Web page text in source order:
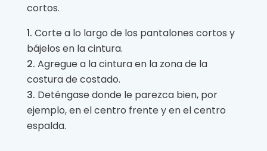
cortos.
Corte a lo largo de los pantalones cortos y
bájelos en la cintura.
Agregue a la cintura en la zona de la
costura de costado.
Deténgase donde le parezca bien, por
ejemplo, en el centro frente y en el centro
espalda.